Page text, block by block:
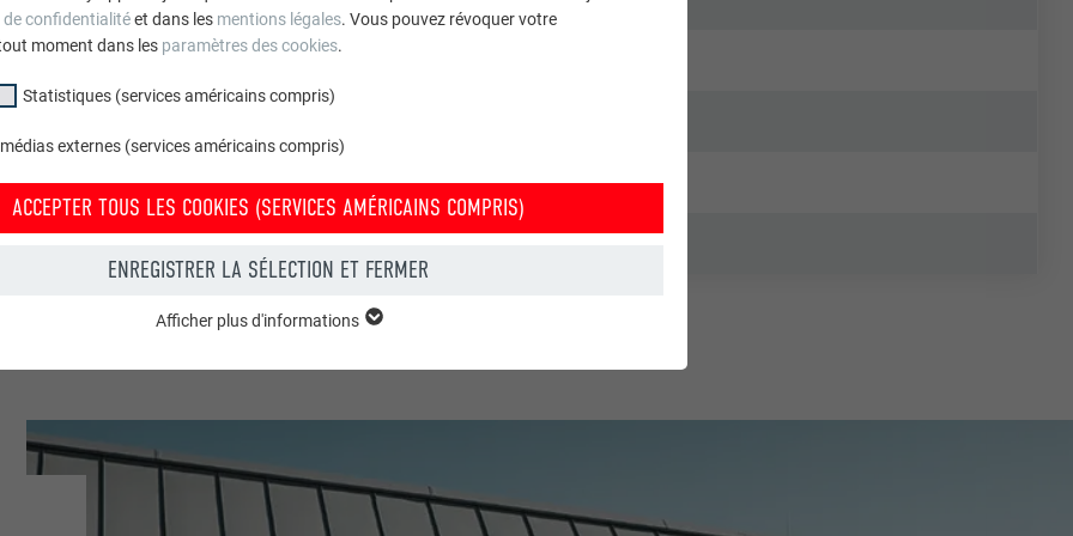
& autres installations
confidentialitéet dans les mentions légales. Vous pouvez révoquer votre
moment dans les paramètres des cookies.
Statistiques (services américains compris)
externes (services américains compris)
ACCEPTER TOUS LES COOKIES (SERVICES AMÉRICAINS COMPRIS)
ENREGISTRER LA SÉLECTION ET FERMER
AMÉRICAINS COMPRIS)
(services américains compris) » nous aident à comprendre comment le site
Afficher plus d'informations